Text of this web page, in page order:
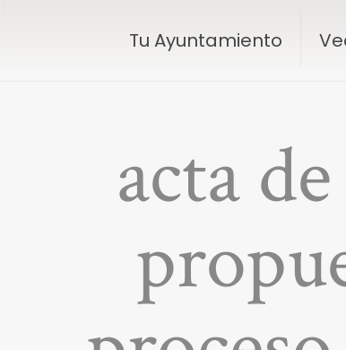
Tu Ayuntamiento
acta